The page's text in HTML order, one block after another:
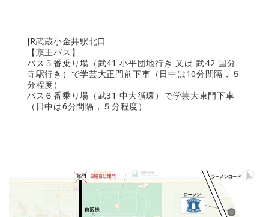
JR武蔵小金井駅北口
【京王バス】
バス５番乗り場（武41 小平団地行き 又は 武42 国分
寺駅行き）で学芸大正門前下車（日中は10分間隔，５
分程度）
バス６番乗り場（武31 中大循環）で学芸大東門下車
（日中は6分間隔，５分程度）